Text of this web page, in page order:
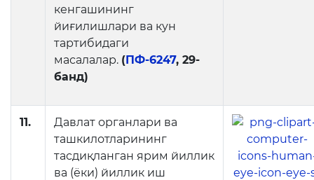
кенгашининг
йиғилишлари ва кун
тартибидаги
масалалар. (ПФ-6247, 29-
банд)
11.
Давлат органлари ва
ташкилотларининг
тасдиқланган ярим йиллик
ва (ёки) йиллик иш